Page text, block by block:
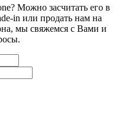
Можно засчитать его в
in или продать нам на
мы свяжемся с Вами и